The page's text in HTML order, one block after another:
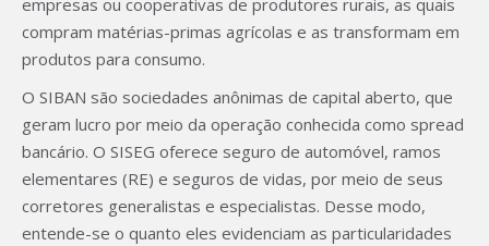
empresas ou cooperativas de produtores rurais, as quais
compram matérias-primas agrícolas e as transformam em
produtos para consumo.
O SIBAN são sociedades anônimas de capital aberto, que
geram lucro por meio da operação conhecida como spread
bancário. O SISEG oferece seguro de automóvel, ramos
elementares (RE) e seguros de vidas, por meio de seus
corretores generalistas e especialistas. Desse modo,
entende-se o quanto eles evidenciam as particularidades